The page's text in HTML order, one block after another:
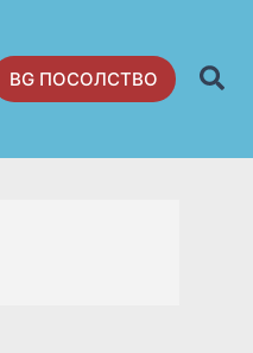
BG ПОСОЛСТВО